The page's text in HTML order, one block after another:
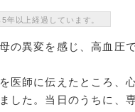
年以上経過しています。
の異変を感じ、高血圧
医師に伝えたところ、
した。当日のうちに、